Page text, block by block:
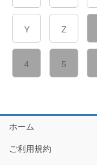
Y Z
4 5
ホーム
ご利用規約